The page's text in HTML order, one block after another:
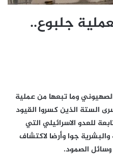
جلبوع..
وما تبعها من عملية
الستة الذين كسروا القيود
للعدو الاسرائيلي التي
جوا وأرضا لاكتشاف
الصمود.